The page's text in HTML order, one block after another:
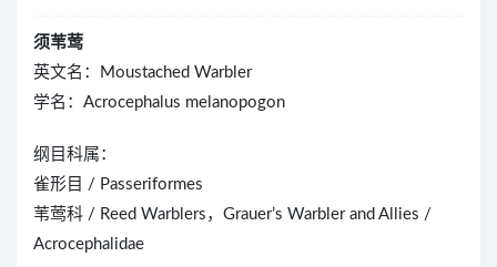
须苇莺
英文名：Moustached Warbler
学名：Acrocephalus melanopogon
纲目科属：
雀形目 / Passeriformes
苇莺科 / Reed Warblers，Grauer’s Warbler and Allies /
Acrocephalidae